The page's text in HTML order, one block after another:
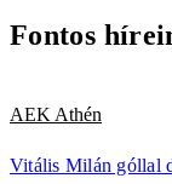
Fontos
AEK Athén
Vitális Milán góllal